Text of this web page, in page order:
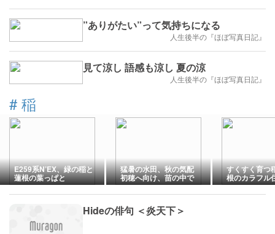
”ありがたい”って気持ちになる
人生後半の『ほぼ写真日記』
見て涼し 語感も涼し 夏の涼
人生後半の『ほぼ写真日記』
# 稲
E259系N’EX、緑の稲と
蓮根の葉っぱと
猛暑の水田、秋の気配
初穂へ向け、苗の中で
着々
すくすく育つ
根のカラフル
幹線ドクター
Hideの俳句 ＜炎天下＞